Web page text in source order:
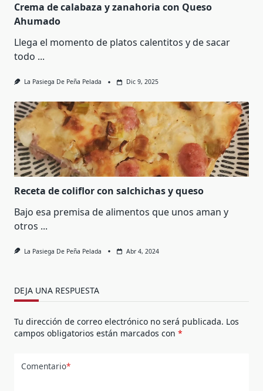
Crema de calabaza y zanahoria con Queso
Ahumado
Llega el momento de platos calentitos y de sacar
todo ...
La Pasiega De Peña Pelada Dic 9, 2025
Receta de coliflor con salchichas y queso
Bajo esa premisa de alimentos que unos aman y
otros ...
La Pasiega De Peña Pelada Abr 4, 2024
DEJA UNA RESPUESTA
Tu dirección de correo electrónico no será publicada. Los
campos obligatorios están marcados con *
Comentario*